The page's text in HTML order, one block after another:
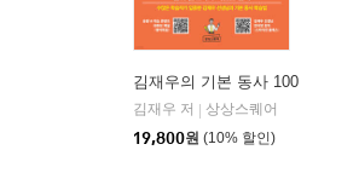
김재우의 기본 동사 100
김재우 저
상상스퀘어
19,800원 (10% 할인)